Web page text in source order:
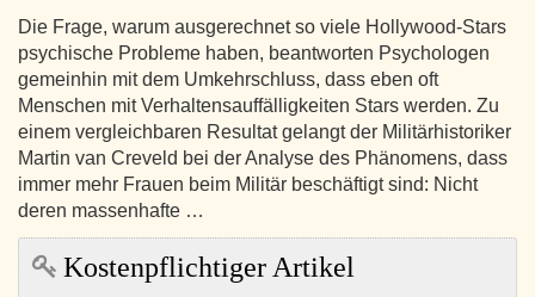
Die Frage, warum ausgerechnet so viele Hollywood-Stars
psychische Probleme haben, beantworten Psychologen
gemeinhin mit dem Umkehrschluss, dass eben oft
Menschen mit Verhaltensauffälligkeiten Stars werden. Zu
einem vergleichbaren Resultat gelangt der Militärhistoriker
Martin van Creveld bei der Analyse des Phänomens, dass
immer mehr Frauen beim Militär beschäftigt sind: Nicht
deren massenhafte …
Kostenpflichtiger Artikel